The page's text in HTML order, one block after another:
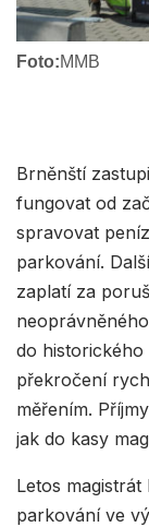
Foto:MMB
Brněnští
fungovat od
spravovat
parkování.
zaplatí za
do
překročení
měřením.
jak do kasy
Letos
parkování ve